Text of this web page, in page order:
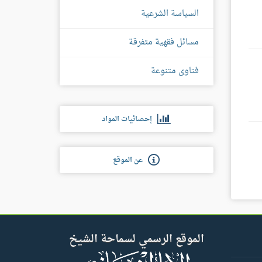
السياسة الشرعية
مسائل فقهية متفرقة
فتاوى متنوعة
إحصائيات المواد
عن الموقع
الموقع الرسمي لسماحة الشيخ